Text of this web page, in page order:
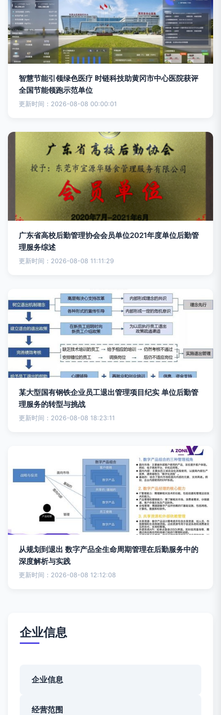
智慧节能引领绿色医疗 时链科技助黄冈市中心医院获评
全国节能领跑示范单位
更新时间：2026-08-08 00:00:01
广东省高校后勤管理协会会员单位2021年度单位后勤管
理服务综述
更新时间：2026-08-08 11:11:29
某大型国有钢铁企业员工退出管理项目纪实 单位后勤管
理服务的转型与挑战
更新时间：2026-08-08 18:23:11
从规划到退出 数字产品全生命周期管理在后勤服务中的
深度解析与实践
更新时间：2026-08-08 12:12:08
企业信息
企业信息
经营范围